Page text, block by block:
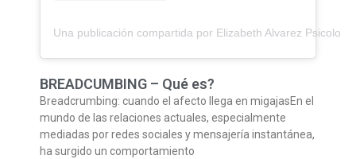
Una publicación compartida por Elizabeth Alvarez
BREADCUMBING – Qué es?
Breadcrumbing: cuando el afecto llega en migajasEn el
mundo de las relaciones actuales, especialmente
mediadas por redes sociales y mensajería instantánea,
ha surgido un comportamiento